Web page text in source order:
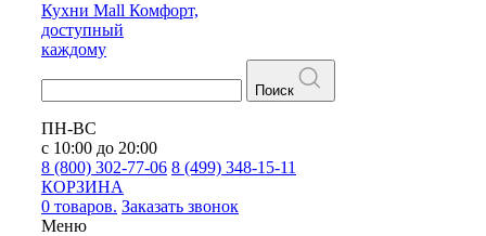
Кухни Mall Комфорт,
доступный
каждому
Поиск
ПН-ВС
с 10:00 до 20:00
8 (800) 302-77-06 8 (499) 348-15-11
КОРЗИНА
0 товаров. Заказать звонок
Меню